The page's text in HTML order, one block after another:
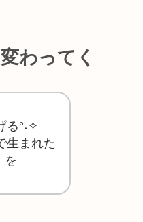
わってく
る°˖✧
生まれた
を